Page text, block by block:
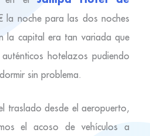
la noche para las dos noches
la capital era tan variada que
hotelazos pudiendo
sin problema.
traslado desde el aeropuerto,
el acoso de vehículos a